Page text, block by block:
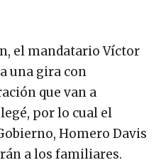
el mandatario Víctor
una gira con
que van a
por lo cual el
Homero Davis
a los familiares.